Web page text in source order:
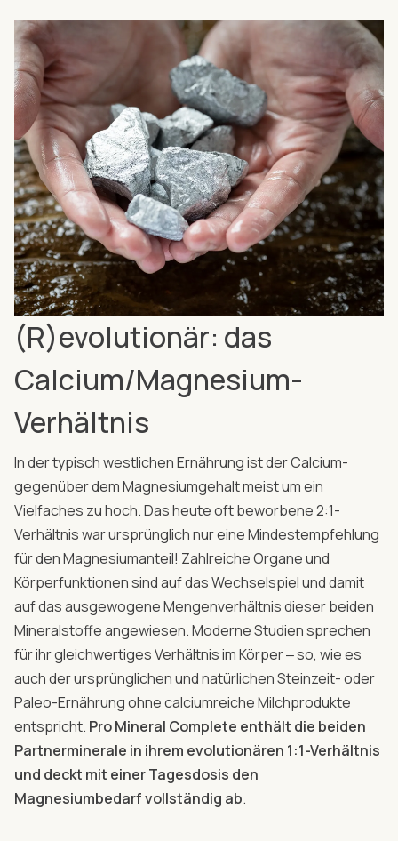
(R)evolutionär: das
Calcium/Magnesium-
Verhältnis
In der typisch westlichen Ernährung ist der Calcium-
gegenüber dem Magnesiumgehalt meist um ein
Vielfaches zu hoch. Das heute oft beworbene 2:1-
Verhältnis war ursprünglich nur eine Mindestempfehlung
für den Magnesiumanteil! Zahlreiche Organe und
Körperfunktionen sind auf das Wechselspiel und damit
auf das ausgewogene Mengenverhältnis dieser beiden
Mineralstoffe angewiesen. Moderne Studien sprechen
für ihr gleichwertiges Verhältnis im Körper ‒ so, wie es
auch der ursprünglichen und natürlichen Steinzeit- oder
Paleo-Ernährung ohne calciumreiche Milchprodukte
entspricht. Pro Mineral Complete enthält die beiden
Partnerminerale in ihrem evolutionären 1:1-Verhältnis
und deckt mit einer Tagesdosis den
Magnesiumbedarf vollständig ab.